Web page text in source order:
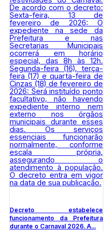
Decreto estabelece
funcionamento da Prefeitura
durante o Carnaval 2026. A...